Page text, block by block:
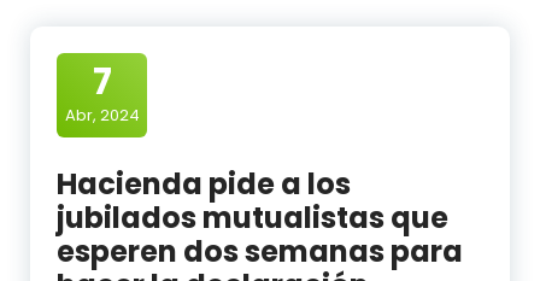
7
Abr, 2024
Hacienda pide a los
jubilados mutualistas que
esperen dos semanas para